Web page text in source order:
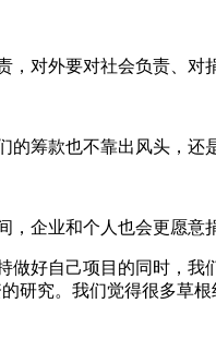
对外要对社会负责、对
筹款也不靠出风头，还
企业和个人也会更愿意
好自己项目的同时，
研究。我们觉得很多草